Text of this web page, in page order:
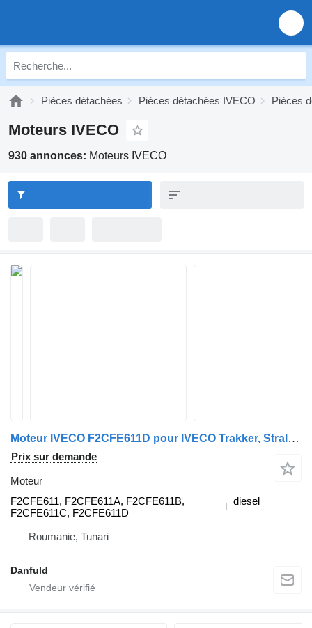
Pièces détachées Pièces détachées IVECO Pièces
Moteurs IVECO
930 annonces: Moteurs IVECO
Moteur IVECO F2CFE611D pour IVECO Trakker, Stralis, URBANWAY
Prix sur demande
Moteur
F2CFE611, F2CFE611A, F2CFE611B,
F2CFE611C, F2CFE611D
diesel
Roumanie, Tunari
Danfuld